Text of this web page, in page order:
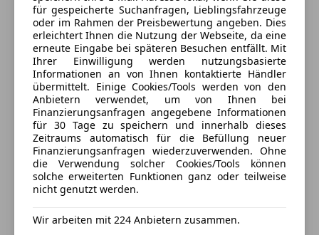
Zentralverriegelung
Zentralverriegelung mit Funkfernbedienung
Extras
Ambientebeleuchtung
Anhängerkupplung
Gepäckraumabtrennung
Innenspiegel automatisch abblendend
Scheinwerferreinigung
Sportfahrwerk
Sportpaket
Sportsitze
Winterpaket
Vorderachse
Diesel-Abgasreinigung mit SDPF
Trennnetz zur Gepäckraumabtrennung und
Insassenschutz
Vorrüstung für Navigationsdienste
Vorrüstung für Remote- und Navigationsdienste
Smartphone Integration
Apple CarPlay
Android Auto
Vorrüstung für digitale Schlüsselübergabe
Fahrwerk mit adaptivem Dämpfungssystem
Totwinkel-Assistent
Aktiver Abstands-Assistent DISTRONIC
Merbag GmbH
Sternebewertung 4.5 von 5
4,5Sterne
(85% Weiterempfehlungen)
Anbieter auf AutoScout24 seit 2010
Showroom
Geöffnet
Schließt um 12:00
Triesterstraße 283,
1230 Wien, AT
Kontakt
Kundencenter Merbag
für gespeicherte Suchanfragen, Lieblingsfahrzeuge
oder im Rahmen der Preisbewertung angeben. Dies
erleichtert Ihnen die Nutzung der Webseite, da eine
erneute Eingabe bei späteren Besuchen entfällt. Mit
Ihrer Einwilligung werden nutzungsbasierte
Informationen an von Ihnen kontaktierte Händler
übermittelt. Einige Cookies/Tools werden von den
Anbietern verwendet, um von Ihnen bei
Finanzierungsanfragen angegebene Informationen
für 30 Tage zu speichern und innerhalb dieses
Zeitraums automatisch für die Befüllung neuer
Finanzierungsanfragen wiederzuverwenden. Ohne
die Verwendung solcher Cookies/Tools können
solche erweiterten Funktionen ganz oder teilweise
nicht genutzt werden.
Wir arbeiten mit 224 Anbietern zusammen.